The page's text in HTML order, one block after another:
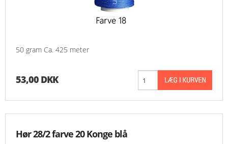
50 gram Ca. 425 meter
53,00 DKK
Hør 28/2 farve 20 Konge blå